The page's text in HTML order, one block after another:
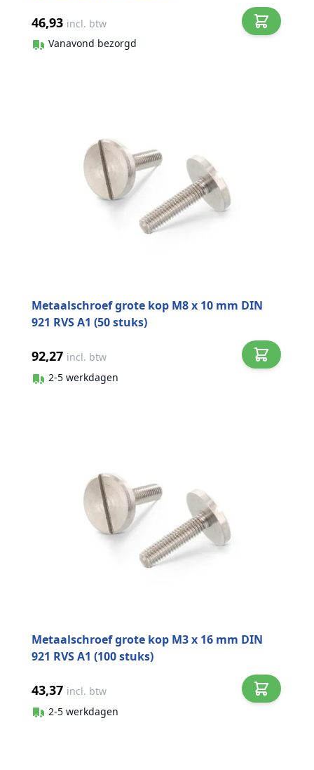
46,93 incl. btw
Vanavond bezorgd
Metaalschroef grote kop M8 x 10 mm DIN
921 RVS A1 (50 stuks)
92,27 incl. btw
2-5 werkdagen
Metaalschroef grote kop M3 x 16 mm DIN
921 RVS A1 (100 stuks)
43,37 incl. btw
2-5 werkdagen